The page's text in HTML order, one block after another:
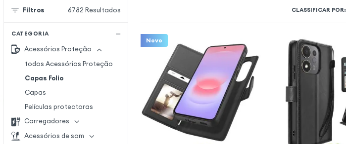
Filtros 6782 Resultados
CATEGORIA
Acessórios Proteção
todos Acessórios Proteção
Capas Folio
Capas
Películas protectoras
Carregadores
Acessórios de som
CLASSIFICAR POR:
Novo